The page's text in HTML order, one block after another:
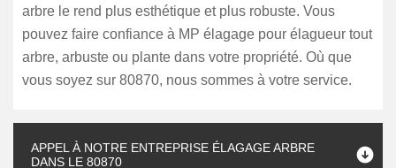
arbre le rend plus esthétique et plus robuste. Vous
pouvez faire confiance à MP élagage pour élagueur tout
arbre, arbuste ou plante dans votre propriété. Où que
vous soyez sur 80870, nous sommes à votre service.
APPEL À NOTRE ENTREPRISE ÉLAGAGE ARBRE
DANS LE 80870